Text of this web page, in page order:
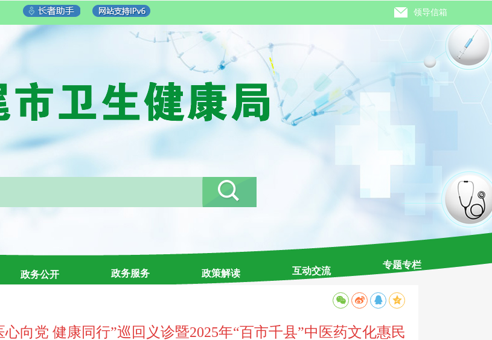
领导信箱
政务公开 政务服务 政策解读 互动交流
专题专栏
向党 健康同行”巡回义诊暨2025年“百市千县”中医药文化惠民